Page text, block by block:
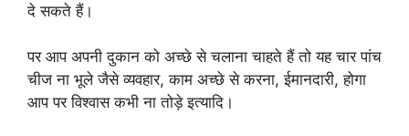
दे सकते हैं।
पर आप अपनी दुकान को अच्छे से चलाना चाहते हैं तो यह चार पांच
चीज ना भूले जैसे व्यवहार, काम अच्छे से करना, ईमानदारी, होगा
आप पर विश्वास कभी ना तोड़े इत्यादि।